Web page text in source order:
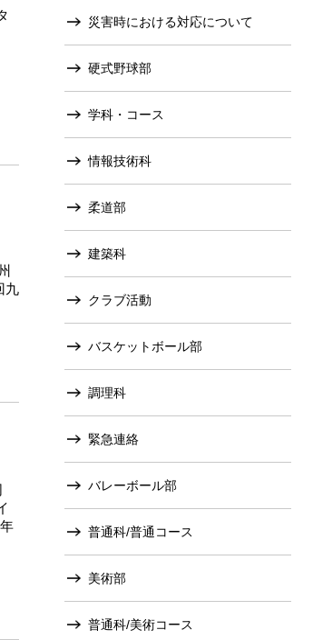
九
災害時における対応について
硬式野球部
学科・コース
情報技術科
柔道部
建築科
クラブ活動
バスケットボール部
調理科
緊急連絡
バレーボール部
普通科/普通コース
美術部
普通科/美術コース